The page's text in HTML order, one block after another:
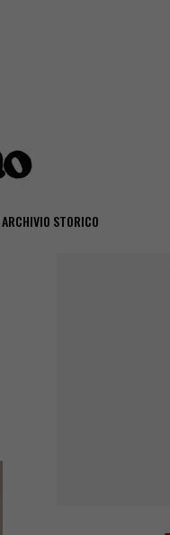
ARCHIVIO STORICO